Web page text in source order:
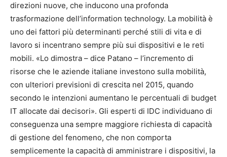
direzioni nuove, che inducono una profonda
trasformazione dell’information technology. La mobilità è
uno dei fattori più determinanti perché stili di vita e di
lavoro si incentrano sempre più sui dispositivi e le reti
mobili. «Lo dimostra – dice Patano – l’incremento di
risorse che le aziende italiane investono sulla mobilità,
con ulteriori previsioni di crescita nel 2015, quando
secondo le intenzioni aumentano le percentuali di budget
IT allocate dai decisori». Gli esperti di IDC individuano di
conseguenza una sempre maggiore richiesta di capacità
di gestione del fenomeno, che non comporta
semplicemente la capacità di amministrare i dispositivi, la